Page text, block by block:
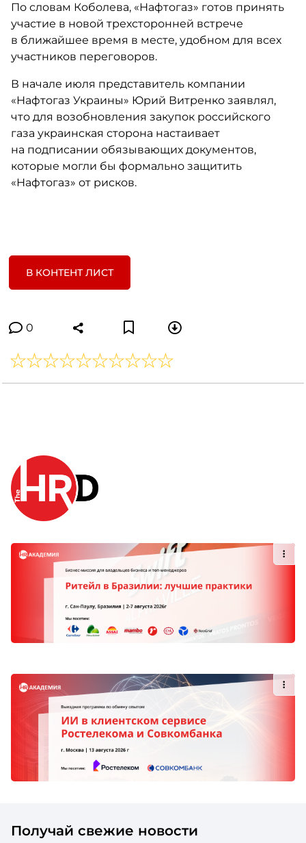
По словам Коболева, «Нафтогаз» готов принять
участие в новой трехсторонней встрече
в ближайшее время в месте, удобном для всех
участников переговоров.
В начале июля представитель компании
«Нафтогаз Украины» Юрий Витренко заявлял,
что для возобновления закупок российского
газа украинская сторона настаивает
на подписании обязывающих документов,
которые могли бы формально защитить
«Нафтогаз» от рисков.
В КОНТЕНТ ЛИСТ
0
Получай свежие новости